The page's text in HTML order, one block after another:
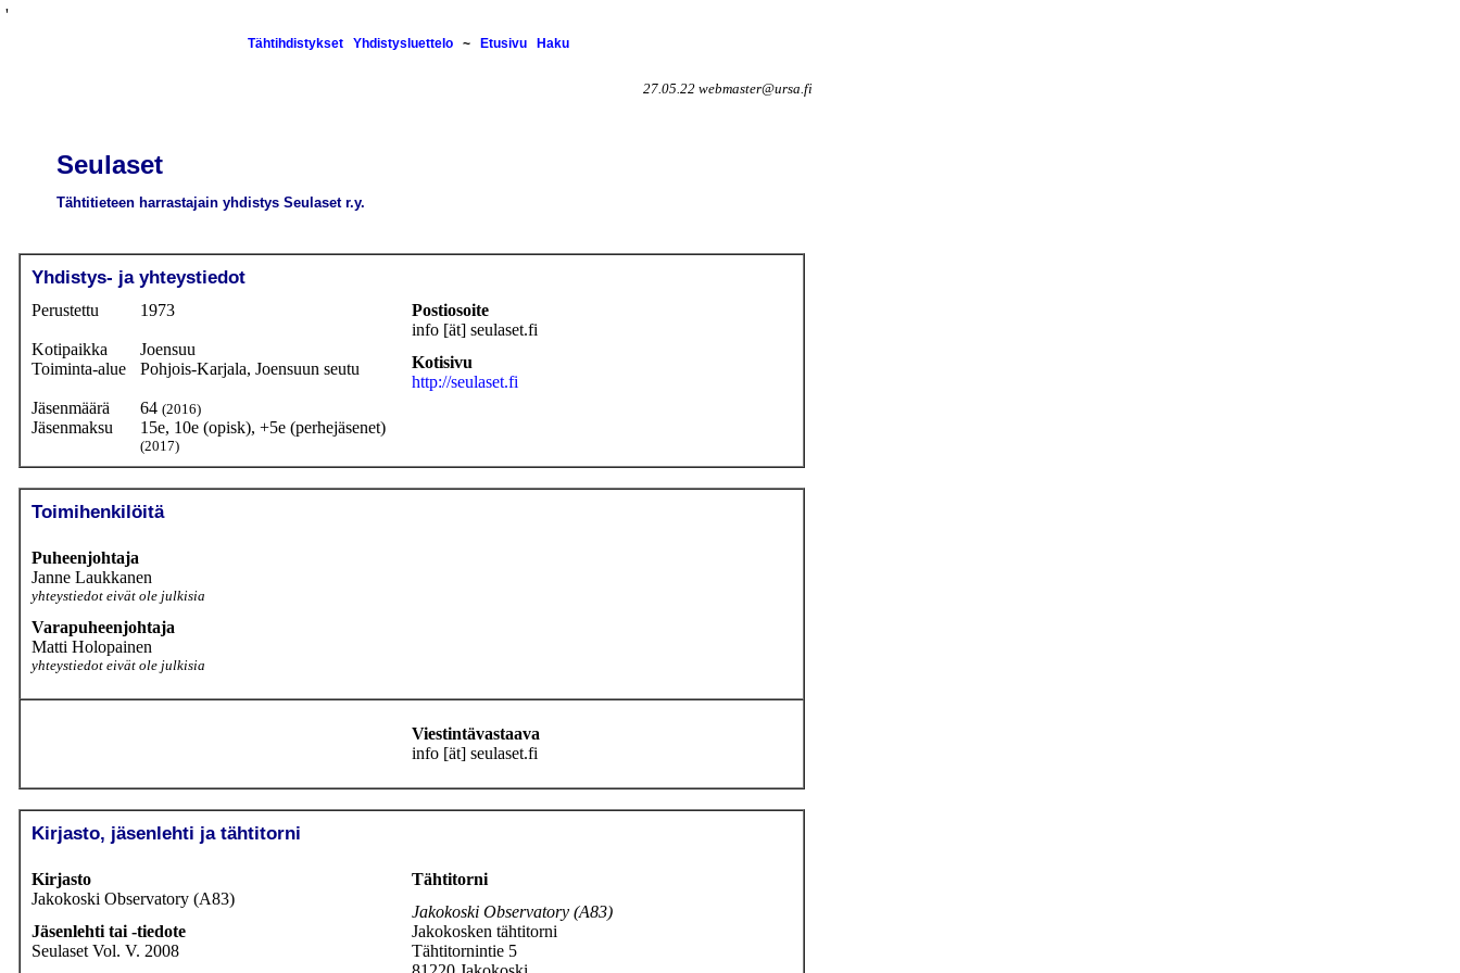
'
Tähtihdistykset Yhdistysluettelo ~ Etusivu Haku
27.05.22 webmaster@ursa.fi
Seulaset
Tähtitieteen harrastajain yhdistys Seulaset r.y.
Yhdistys- ja yhteystiedot
Perustettu 1973
Kotipaikka
Joensuu
Toiminta-alue
Pohjois-Karjala, Joensuun seutu
Jäsenmäärä 64 (2016)
Jäsenmaksu 15e, 10e (opisk), +5e (perhejäsenet)
(2017)
Postiosoite
info [ät] seulaset.fi
Kotisivu
http://seulaset.fi
Toimihenkilöitä
Puheenjohtaja
Janne Laukkanen
yhteystiedot eivät ole julkisia
Varapuheenjohtaja
Matti Holopainen
yhteystiedot eivät ole julkisia
Viestintävastaava
info [ät] seulaset.fi
Kirjasto, jäsenlehti ja tähtitorni
Kirjasto
Jakokoski Observatory (A83)
Jäsenlehti tai -tiedote
Seulaset Vol. V. 2008
Tähtitorni
Jakokoski Observatory (A83)
Jakokosken tähtitorni
Tähtitornintie 5